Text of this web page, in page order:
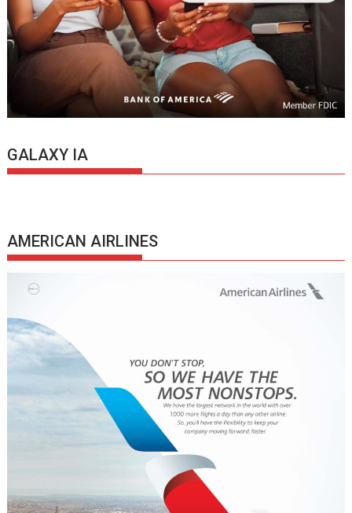
GALAXY IA
AMERICAN AIRLINES